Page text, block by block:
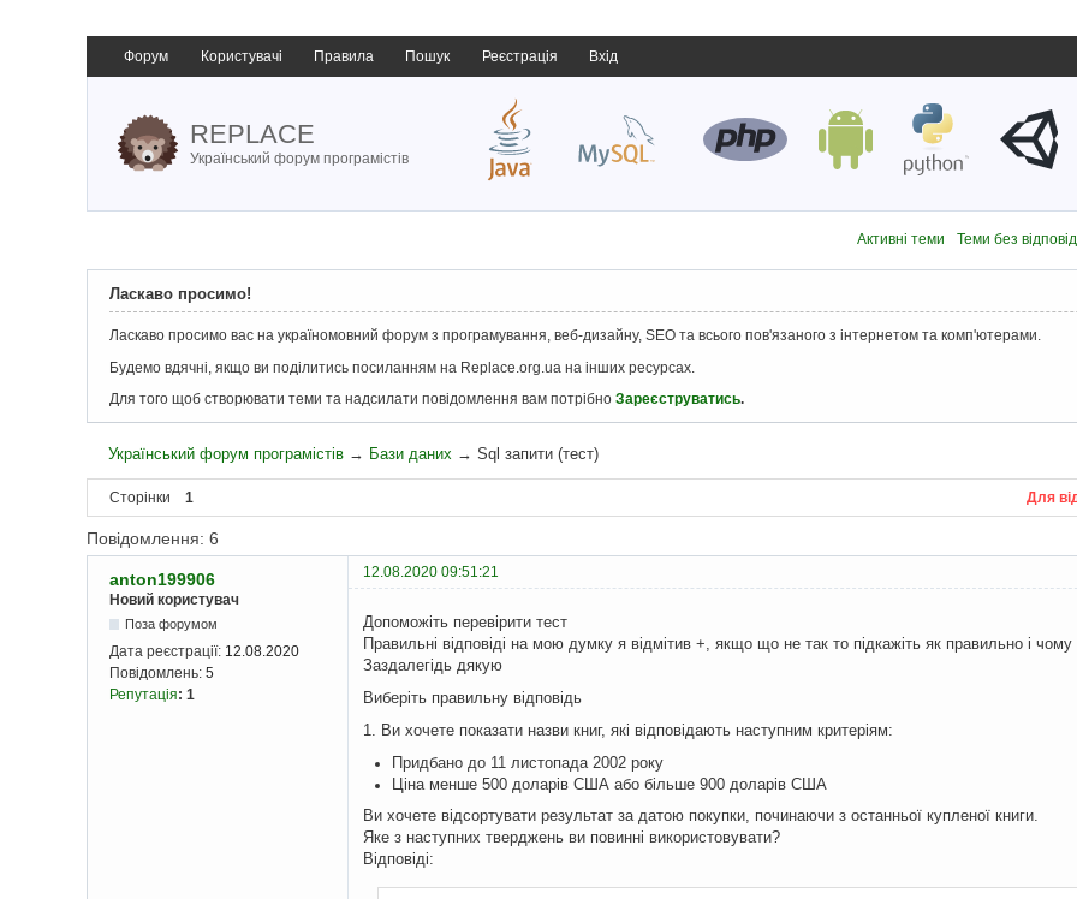
Форум Користувачі Правила Пошук Реєстрація Вхід
REPLACE
Український форум програмістів
Активні теми Теми без
Ласкаво просимо!
Ласкаво просимо вас на україномовний форум з програмування, веб-дизайну, SEO та всього пов'язаного з інтернетом та комп'ютерами.
Будемо вдячні, якщо ви поділитись посиланням на Replace.org.ua на інших ресурсах.
Для того щоб створювати теми та надсилати повідомлення вам потрібно Зареєструватись.
Український форум програмістів → Бази даних →Sql запити (тест)
Сторінки 1 Для
Повідомлення: 6
anton199906
12.08.2020 09:51:21
Новий користувач
Поза форумом
Дата реєстрації: 12.08.2020
Повідомлень: 5
Репутація: 1
Допоможіть перевірити тест
Правильні відповіді на мою думку я відмітив +, якщо що не так то підкажіть як правильно і чому
Заздалегідь дякую
Виберіть правильну відповідь
1. Ви хочете показати назви книг, які відповідають наступним критеріям:
Придбано до 11 листопада 2002 року
Ціна менше 500 доларів США або більше 900 доларів США
Ви хочете відсортувати результат за датою покупки, починаючи з останньої купленої книги.
Яке з наступних тверджень ви повинні використовувати?
Відповіді: